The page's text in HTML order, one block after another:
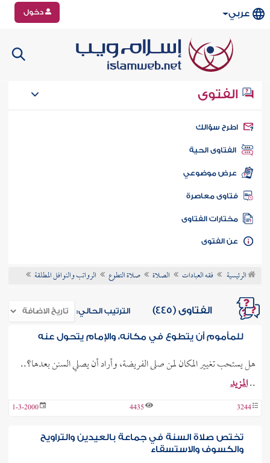
عربي دخول
الفتوى
سؤالك
الفتاوى الحية
عرض موضوعي
فتاوى معاصرة
مختارات الفتاوى
الفتوى
الرئيسية فقه العبادات الصلاة صلاة التطوع الرواتب والنوافل المطلقة
الفتاوى (445) الترتيب الحالي:
للمأموم أن يتطوع في مكانه، والإمام يتحول عنه
هل يستحب تغيير المكان لمن صلى الفريضة، وأراد أن يصلي السنن بعدها؟..
..المزيد
3244
4435
1-3-2000
تختص صلاة السنة في جماعة بالعيدين والتراويح
والكسوف والاستسقاء